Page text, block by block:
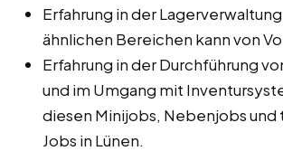
Erfahrung in der
ähnlichen Bereichen kann von
Erfahrung in der Durchführung
und im Umgang mit
diesen Minijobs, Nebenjobs
Jobs in Lünen.